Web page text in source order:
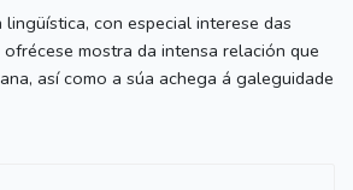
con especial interese das
mostra da intensa relación que
así como a súa achega á galeguidade